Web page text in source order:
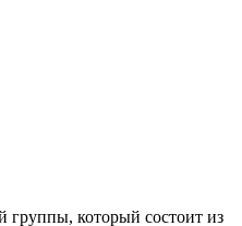
группы, который состоит из